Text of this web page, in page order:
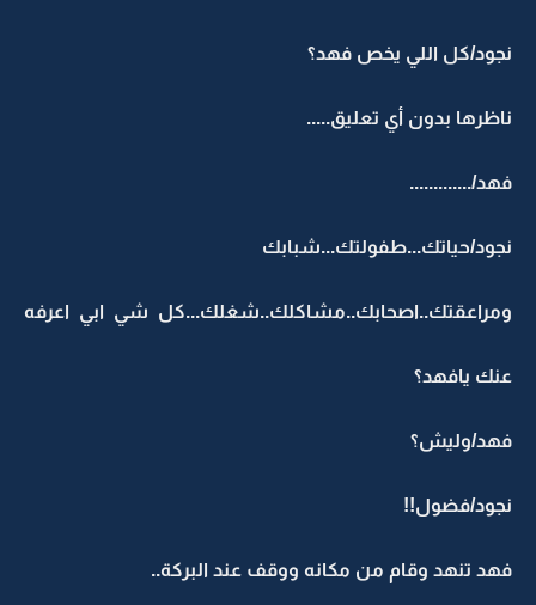
نجود/كل اللي يخص فهد؟
ناظرها بدون أي تعليق.....
فهد/.............
نجود/حياتك...طفولتك...شبابك
ومراعقتك..اصحابك..مشاكلك..شغلك...كل شي ابي اعرفه
عنك يافهد؟
فهد/وليش؟
نجود/فضول!!
فهد تنهد وقام من مكانه ووقف عند البركة..